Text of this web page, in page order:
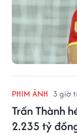
PHIM ẢNH 3 giờ
Trấn Thành
2.235 tỷ